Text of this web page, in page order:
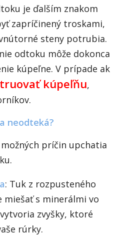
je ďalším znakom
zapríčinený troskami,
steny potrubia.
odtoku môže dokonca
kúpeľne. V prípade ak
kúpeľňu,
neodteká?
príčin upchatia
: Tuk z rozpusteného
miešať s minerálmi vo
zvyšky, ktoré
rúrky.